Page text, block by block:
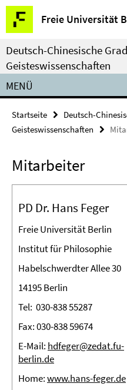
Springe
direkt
zu
Inhalt
Freie Universität
Service-
Navigation
Deutsch-Chinesische
Geisteswissenschaften
MENÜ
Startseite
Deutsch-
Geisteswissenschaften
Mitarbeiter
PD Dr. Hans Feger
Freie Universität Berlin
Institut für Philosophie
Habelschwerdter Allee 30
14195 Berlin
Tel: 030-838 55287
Fax: 030-838 59674
E-Mail: hdfeger@zedat.fu-
berlin.de
Home:www.hans-feger.de